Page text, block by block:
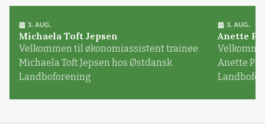
3. AUG.
Michaela Toft Jepsen
Velkommen til økonomiassistent trainee
Michaela Toft Jepsen hos Østdansk
Landboforening
3. AUG.
Anette
Anette